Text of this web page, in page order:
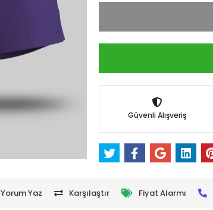
Güvenli Alışveriş
Yorum Yaz Karşılaştır Fiyat Alarmı